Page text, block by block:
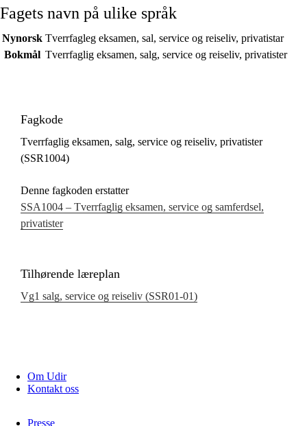
Fagets navn på ulike språk
Nynorsk Tverrfagleg eksamen, sal, service og reiseliv, privatistar
Bokmål Tverrfaglig eksamen, salg, service og reiseliv, privatister
Fagkode
Tverrfaglig eksamen, salg, service og reiseliv, privatister
(SSR1004)
Denne fagkoden erstatter
SSA1004 – Tverrfaglig eksamen, service og samferdsel,
privatister
Tilhørende læreplan
Vg1 salg, service og reiseliv (SSR01‑01)
Om Udir
Kontakt oss
Presse